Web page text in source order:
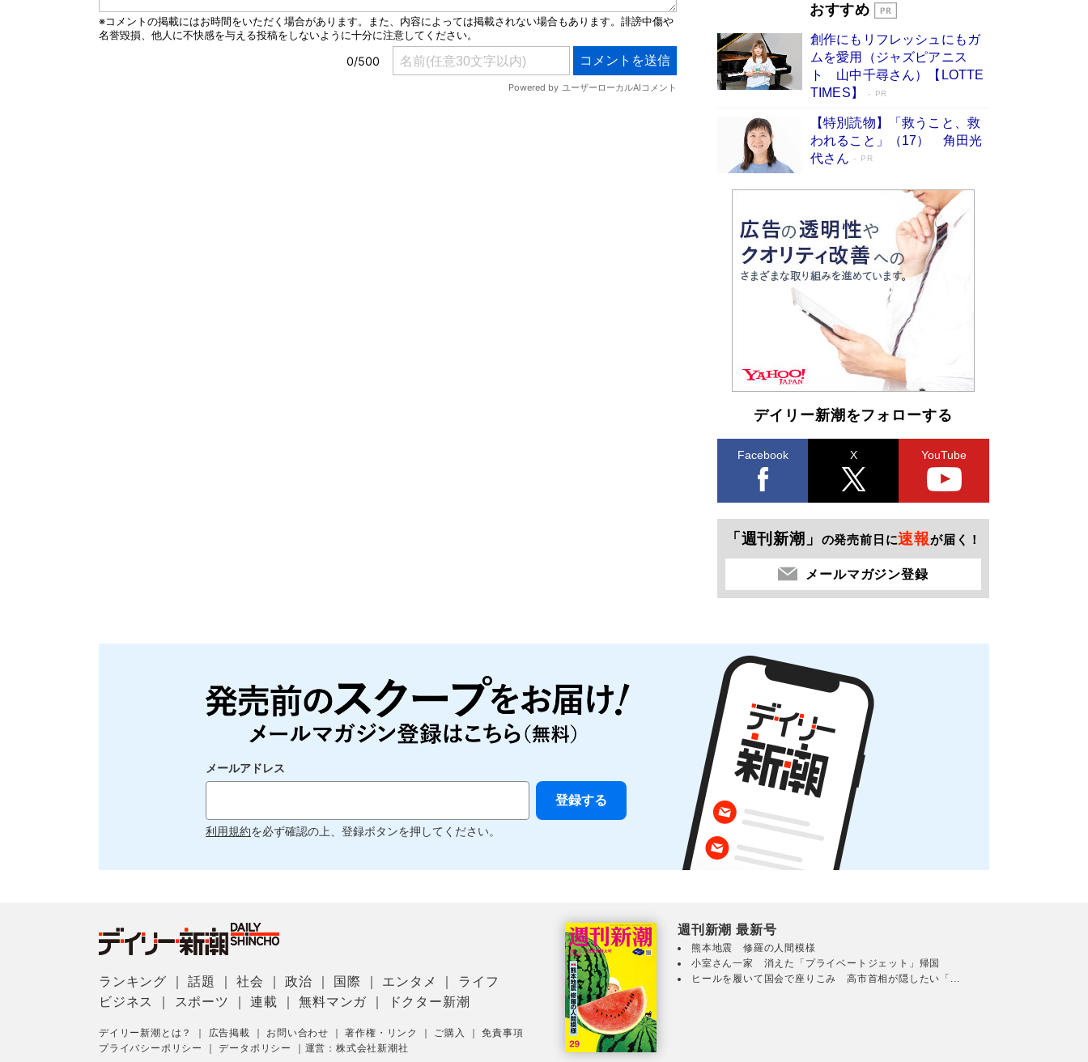
「『火垂るの墓』は、大嘘である」原作者が抱き
続けた“自責の念”とは…「自己憐憫は描きたくな
い」監督が徹底的にこだわったこと（後編） #
戦争の記憶
Book Bang
おすすめ
創作にもリフレッシュにもガ
ムを愛用（ジャズピアニス
ト 山中千尋さん）【LOTTE
TIMES】
PR
【特別読物】「救うこと、救
われること」（17） 角田光
代さん
PR
デイリー新潮をフォローする
Facebook X YouTube
「週刊新潮」 の発売前日に速報が届く！
メールマガジン登録
メールアドレス
利用規約を必ず確認の上、登録ボタンを押してください。
ランキング ｜話題 ｜社会 ｜政治 国際 エンタメ
ライフ
ビジネス
スポーツ ｜連載 ｜無料マンガ ドクター新潮
デイリー新潮とは？ 広告掲載 お問い合わせ ｜著作権・リンク ご購入 ｜免責事項
プライバシーポリシー
｜データポリシー 運営：株式会社新潮社
週刊新潮 最新号
熊本地震 修羅の人間模様
小室さん一家 消えた「プライベートジェット」帰国
ヒールを履いて国会で座りこみ 高市首相が隠したい「...